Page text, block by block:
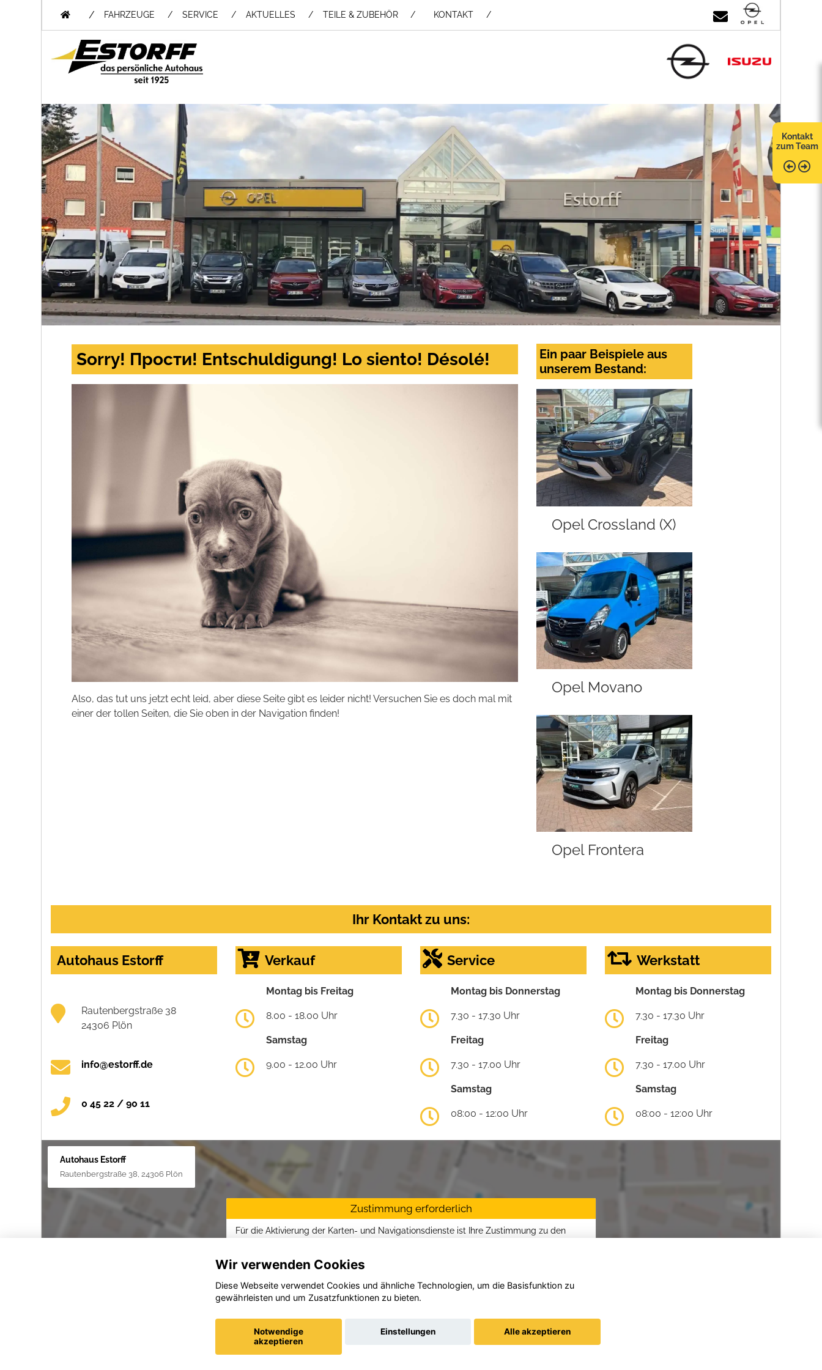
/ FAHRZEUGE SERVICE AKTUELLES TEILE & ZUBEHÖR / KONTAKT
Kontakt
zum Team
Sorry! Прости! Entschuldigung! Lo siento! Désolé!
Also, das tut uns jetzt echt leid, aber diese Seite gibt es leider nicht! Versuchen Sie es doch mal mit
einer der tollen Seiten, die Sie oben in der Navigation finden!
Ein paar Beispiele aus
unserem Bestand:
Opel Crossland (X)
Opel Movano
Opel Frontera
Ihr Kontakt zu uns:
Autohaus Estorff
Rautenbergstraße 38
24306 Plön
info@estorff.de
0 45 22 / 90 11
Verkauf
Montag bis Freitag
8.00 - 18.00 Uhr
Samstag
9.00 - 12.00 Uhr
Service
Montag bis Donnerstag
7.30 - 17.30 Uhr
Freitag
7.30 - 17.00 Uhr
Samstag
08:00 - 12:00 Uhr
Werkstatt
Montag bis Donnerstag
7.30 - 17.30 Uhr
Freitag
7.30 - 17.00 Uhr
Samstag
08:00 - 12:00 Uhr
Autohaus Estorff
Rautenbergstraße 38, 24306 Plön
Zustimmung erforderlich
Für die Aktivierung der Karten- und Navigationsdienste ist Ihre Zustimmung zu den
Zustimmen und aktivieren
Wir verwenden Cookies
Diese Webseite verwendet Cookies und ähnliche Technologien, um die Basisfunktion zu
gewährleisten und um Zusatzfunktionen zu bieten.
Notwendige
akzeptieren
Einstellungen Alle akzeptieren